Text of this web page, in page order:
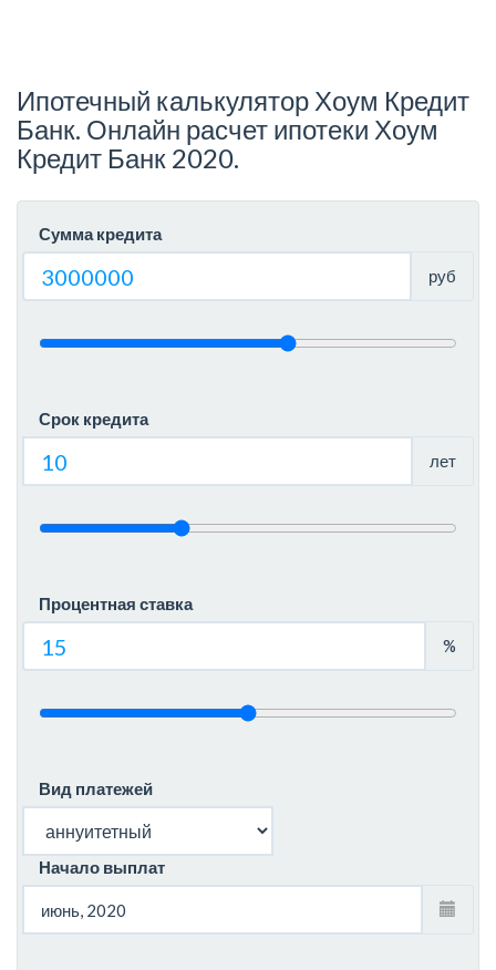
Ипотечный калькулятор Хоум Кредит
Банк. Онлайн расчет ипотеки Хоум
Кредит Банк 2020.
Сумма кредита
руб
Срок кредита
лет
Процентная ставка
%
Вид платежей
Начало выплат